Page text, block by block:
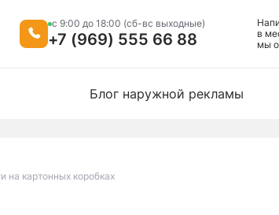
c 9:00 до 18:00 (сб-вс выходные)
+7 (969) 555 66 88
в
мы
Блог наружной рекламы
на картонных коробках